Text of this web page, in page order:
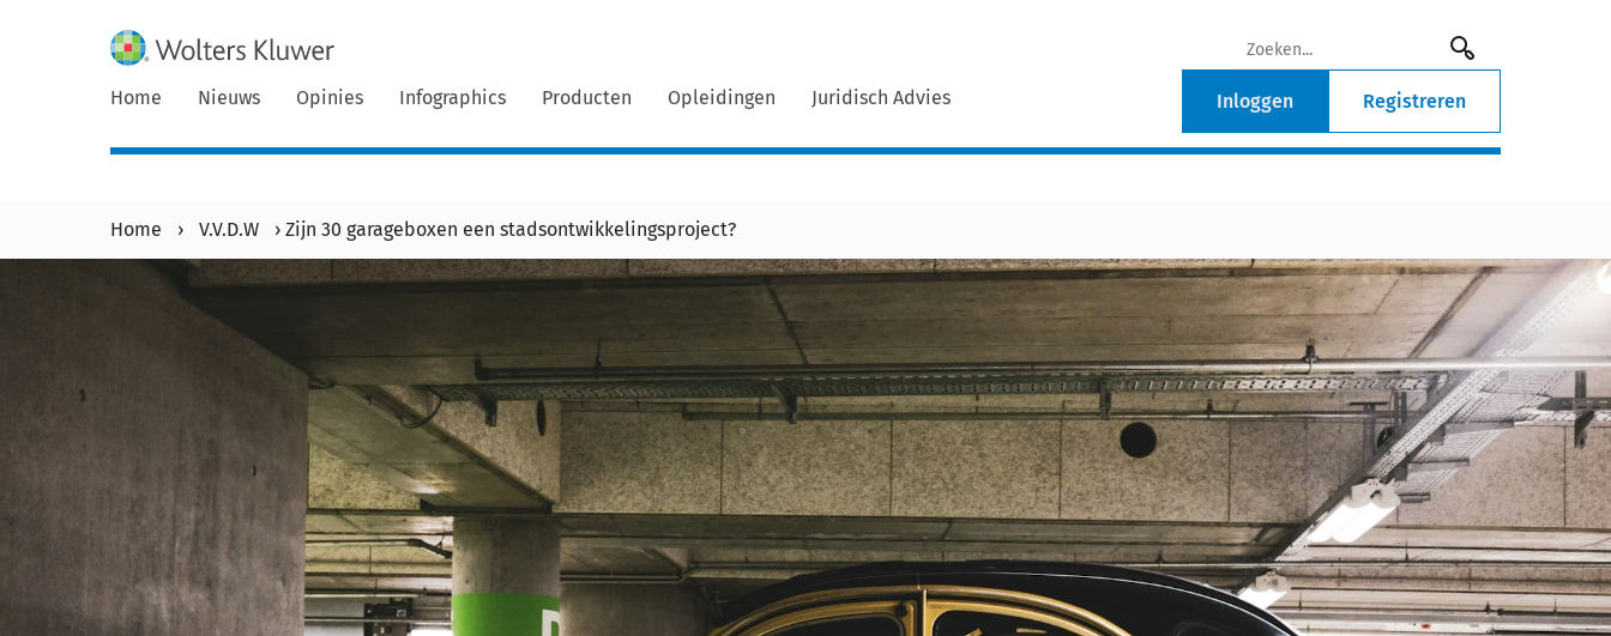
Home Nieuws Opinies Infographics Producten Opleidingen Juridisch Advies Inloggen Registreren
Home › V.V.D.W › Zijn 30 garageboxen een stadsontwikkelingsproject?